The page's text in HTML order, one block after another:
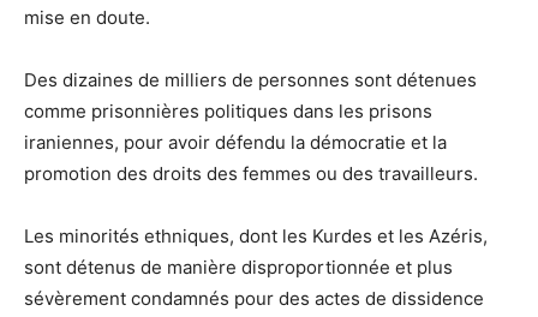
mise en doute.
Des dizaines de milliers de personnes sont détenues
comme prisonnières politiques dans les prisons
iraniennes, pour avoir défendu la démocratie et la
promotion des droits des femmes ou des travailleurs.
Les minorités ethniques, dont les Kurdes et les Azéris,
sont détenus de manière disproportionnée et plus
sévèrement condamnés pour des actes de dissidence